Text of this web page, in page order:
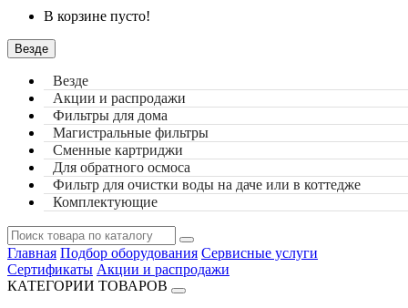
В корзине пусто!
Везде
Везде
Акции и распродажи
Фильтры для дома
Магистральные фильтры
Сменные картриджи
Для обратного осмоса
Фильтр для очистки воды на даче или в коттедже
Комплектующие
Главная Подбор оборудования Сервисные услуги
Сертификаты Акции и распродажи
КАТЕГОРИИ ТОВАРОВ